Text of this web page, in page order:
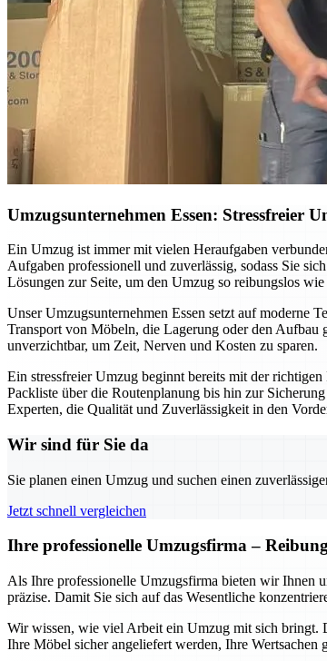
Umzugsunternehmen Essen: Stressfreier
Ein Umzug ist immer mit vielen Heraufgaben
Aufgaben professionell und zuverlässig, sodass Sie
Lösungen zur Seite, um den Umzug so reibungslos
Unser Umzugsunternehmen Essen setzt auf moderne
Transport von Möbeln, die Lagerung oder den Aufbau
unverzichtbar, um Zeit, Nerven und Kosten zu sparen.
Ein stressfreier Umzug beginnt bereits mit der
Packliste über die Routenplanung bis hin zur
Experten, die Qualität und Zuverlässigkeit in den
Wir sind für Sie da
Sie planen einen Umzug und suchen einen
Jetzt schnell vergleichen
Ihre professionelle Umzugsfirma –
Als Ihre professionelle Umzugsfirma bieten wir Ihnen
präzise. Damit Sie sich auf das Wesentliche
Wir wissen, wie viel Arbeit ein Umzug mit sich bringt.
Ihre Möbel sicher angeliefert werden, Ihre